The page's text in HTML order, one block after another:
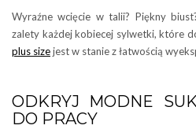
Wyraźne wcięcie w talii? Piękny
zalety każdej kobiecej sylwetki, które
plus sizejest w stanie z łatwością
ODKRYJ MODNE
DO PRACY